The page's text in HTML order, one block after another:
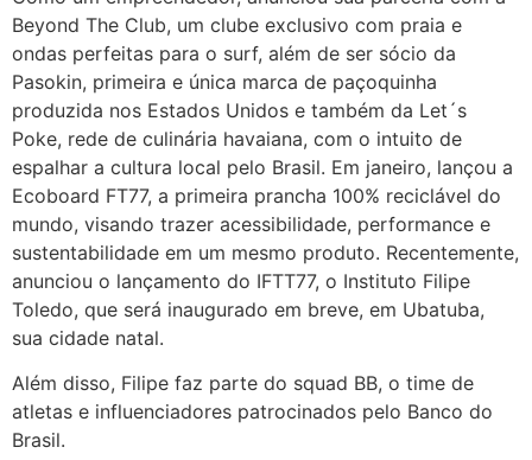
Beyond The Club, um clube exclusivo com praia e
ondas perfeitas para o surf, além de ser sócio da
Pasokin, primeira e única marca de paçoquinha
produzida nos Estados Unidos e também da Let´s
Poke, rede de culinária havaiana, com o intuito de
espalhar a cultura local pelo Brasil. Em janeiro, lançou a
Ecoboard FT77, a primeira prancha 100% reciclável do
mundo, visando trazer acessibilidade, performance e
sustentabilidade em um mesmo produto. Recentemente,
anunciou o lançamento do IFTT77, o Instituto Filipe
Toledo, que será inaugurado em breve, em Ubatuba,
sua cidade natal.
Além disso, Filipe faz parte do squad BB, o time de
atletas e influenciadores patrocinados pelo Banco do
Brasil.